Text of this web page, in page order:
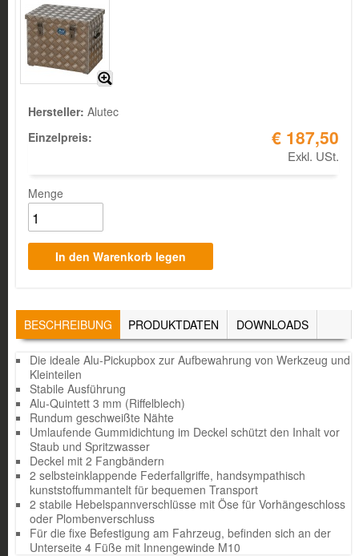
Hersteller: Alutec
Einzelpreis:
€ 187,50
Exkl. USt.
Menge
TABS
BESCHREIBUNG (AKTIVER
REITER)
PRODUKTDATEN DOWNLOADS
Die ideale Alu-Pickupbox zur Aufbewahrung von Werkzeug und
Kleinteilen
Stabile Ausführung
Alu-Quintett 3 mm (Riffelblech)
Rundum geschweißte Nähte
Umlaufende Gummidichtung im Deckel schützt den Inhalt vor
Staub und Spritzwasser
Deckel mit 2 Fangbändern
2 selbsteinklappende Federfallgriffe, handsympathisch
kunststoffummantelt für bequemen Transport
2 stabile Hebelspannverschlüsse mit Öse für Vorhängeschloss
oder Plombenverschluss
Für die fixe Befestigung am Fahrzeug, befinden sich an der
Unterseite 4 Füße mit Innengewinde M10